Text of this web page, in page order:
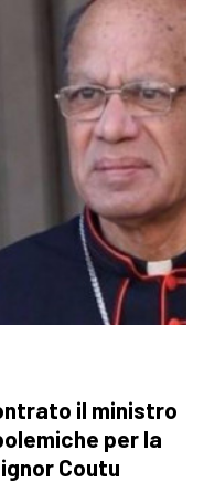
il ministro
per la
Coutu